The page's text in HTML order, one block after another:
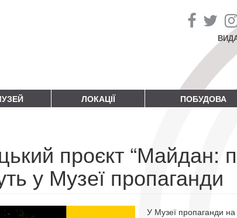
ЛОКАЦІЇ ПОБУДОВА
проєкт “Майдан:
у Музеї пропаганди
У Музеї пропаганди